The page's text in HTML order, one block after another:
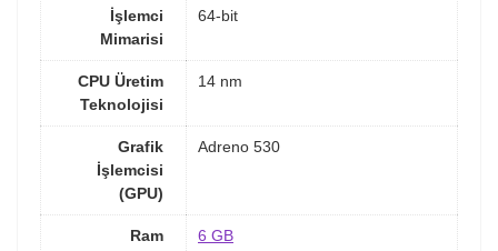
İşlemci
Mimarisi
64-bit
CPU Üretim
Teknolojisi
14 nm
Grafik
İşlemcisi
(GPU)
Adreno 530
Ram 6 GB